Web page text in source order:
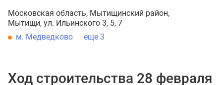
Московская область Мытищинский район
Мытищи ул. Ильинского 3, 5, 7
м. Медведково
еще 3
Ход строительства 28 февраля